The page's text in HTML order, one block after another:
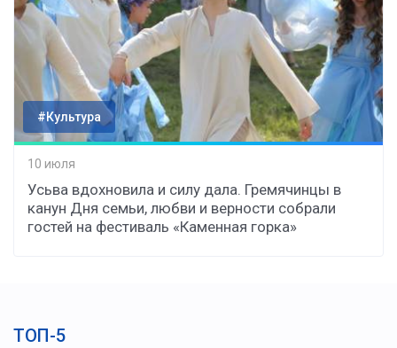
#Культура
10 июля
Усьва вдохновила и силу дала. Гремячинцы в
канун Дня семьи, любви и верности собрали
гостей на фестиваль «Каменная горка»
ТОП-5